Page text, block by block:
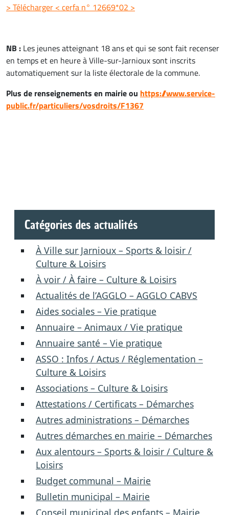
> Télécharger < cerfa n° 12669*02 >
NB : Les jeunes atteignant 18 ans et qui se sont fait recenser
en temps et en heure à Ville-sur-Jarnioux sont inscrits
automatiquement sur la liste électorale de la commune.
Plus de renseignements en mairie ou https://www.service-
public.fr/particuliers/vosdroits/F1367
Catégories des actualités
À Ville sur Jarnioux – Sports & loisir /
Culture & Loisirs
À voir / À faire – Culture & Loisirs
Actualités de l’AGGLO – AGGLO CABVS
Aides sociales – Vie pratique
Annuaire – Animaux / Vie pratique
Annuaire santé – Vie pratique
ASSO : Infos / Actus / Réglementation –
Culture & Loisirs
Associations – Culture & Loisirs
Attestations / Certificats – Démarches
Autres administrations – Démarches
Autres démarches en mairie – Démarches
Aux alentours – Sports & loisir / Culture &
Loisirs
Budget communal – Mairie
Bulletin municipal – Mairie
Conseil municipal des enfants – Mairie